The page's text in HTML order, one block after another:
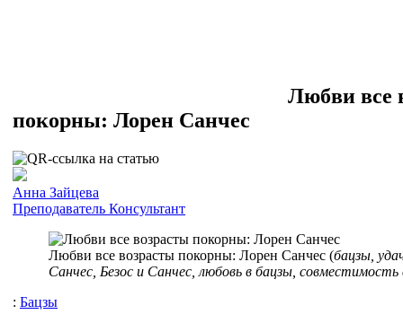
Любви все
покорны: Лорен Санчес
Анна Зайцева
Преподаватель Консультант
Любви все возрасты покорны: Лорен Санчес (бацзы,
Санчес, Безос и Санчес, любовь в бацзы, совместимость
: Бацзы